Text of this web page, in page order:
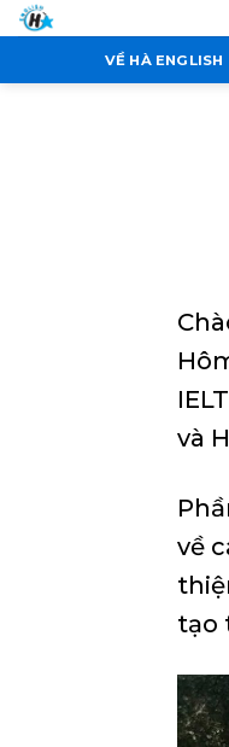
Skip
to
VỀ HÀ ENGLISH
và
về
tạo